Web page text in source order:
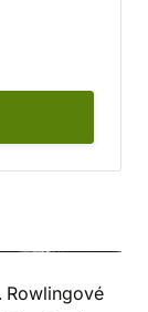
Rowlingové